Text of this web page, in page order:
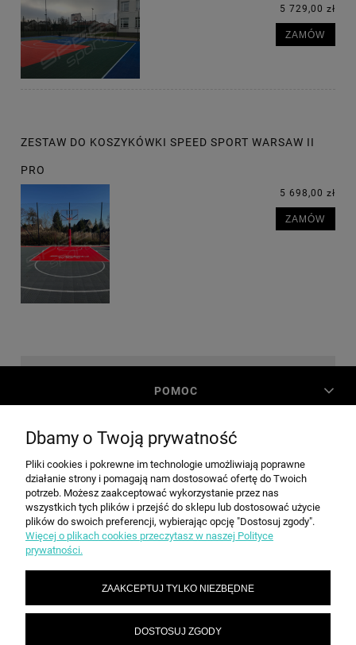
5 729,00 zł
ZAMÓW
ZESTAW DO KOSZYKÓWKI SPEED SPORT WARSAW II
PRO
5 698,00 zł
ZAMÓW
POMOC
MOJE KONTO
PŁATNOŚCI I DOSTAWA
INFORMACJE
O NAS
Dbamy o Twoją prywatność
Pliki cookies i pokrewne im technologie umożliwiają poprawne
działanie strony i pomagają nam dostosować ofertę do Twoich
potrzeb. Możesz zaakceptować wykorzystanie przez nas
wszystkich tych plików i przejść do sklepu lub dostosować użycie
plików do swoich preferencji, wybierając opcję "Dostosuj zgody".
Więcej o plikach cookies przeczytasz w naszej Polityce
prywatności.
ZAAKCEPTUJ TYLKO NIEZBĘDNE
DOSTOSUJ ZGODY